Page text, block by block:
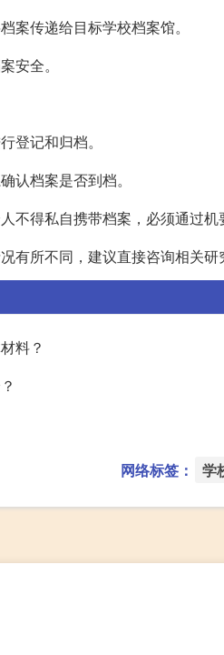
案传递给目标学校档案馆。
安全。
登记和归档。
认档案是否到档。
不得私自携带档案，必须通过机
有所不同，建议直接咨询相关
料？
网络标签： 学